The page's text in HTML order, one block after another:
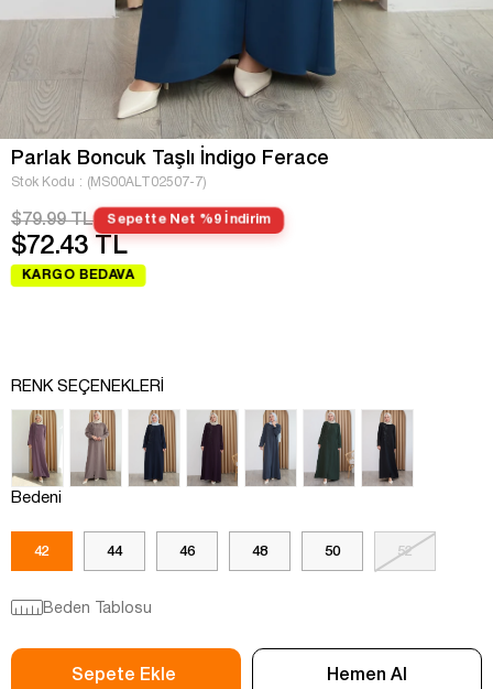
Parlak Boncuk Taşlı İndigo Ferace
Stok Kodu (MS00ALT02507-7)
$79.99 TL Sepette Net %9 İndirim
$72.43 TL
KARGO BEDAVA
RENK SEÇENEKLERI
Bedeni
42 44 46 48 50 52
Beden Tablosu